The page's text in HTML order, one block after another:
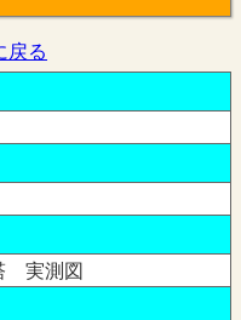
戻る
実測図